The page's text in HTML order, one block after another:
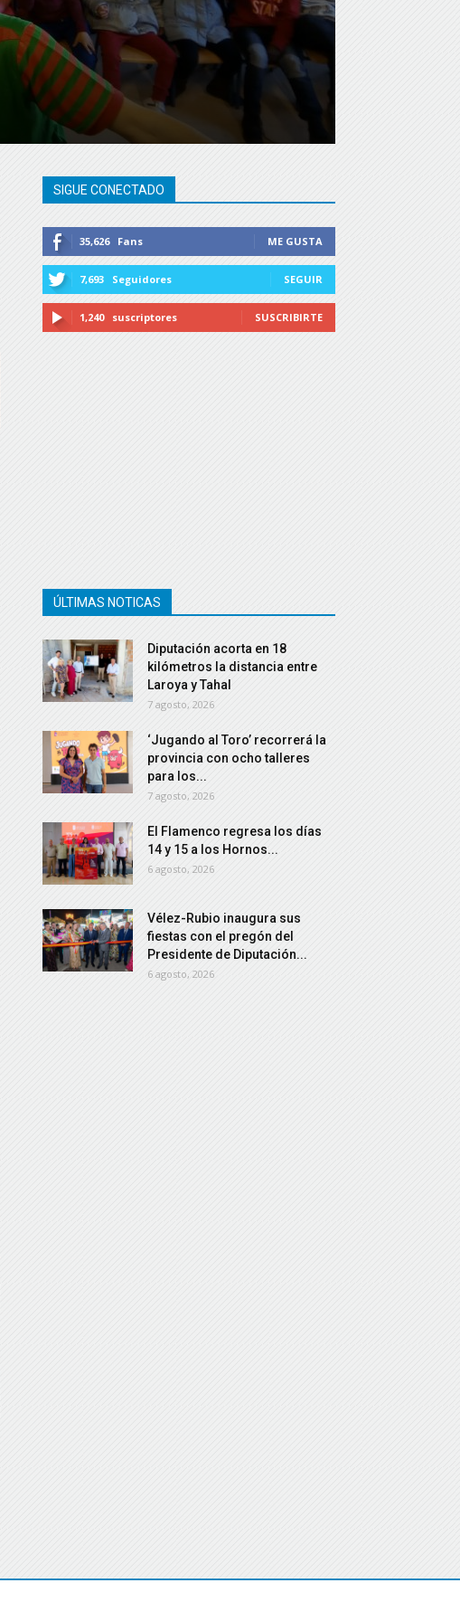
SIGUE CONECTADO
35,626 Fans ME GUSTA
7,693 Seguidores SEGUIR
1,240 suscriptores SUSCRIBIRTE
ÚLTIMAS NOTICAS
Diputación acorta en 18
kilómetros la distancia entre
Laroya y Tahal
7 agosto, 2026
‘Jugando al Toro’ recorrerá la
provincia con ocho talleres
para los...
7 agosto, 2026
El Flamenco regresa los días
14 y 15 a los Hornos...
6 agosto, 2026
Vélez-Rubio inaugura sus
fiestas con el pregón del
Presidente de Diputación...
6 agosto, 2026